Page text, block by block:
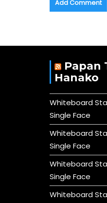
Papan
Hanako
Whiteboard
Single Face
Whiteboard
Single Face
Whiteboard
Single Face
Whiteboard